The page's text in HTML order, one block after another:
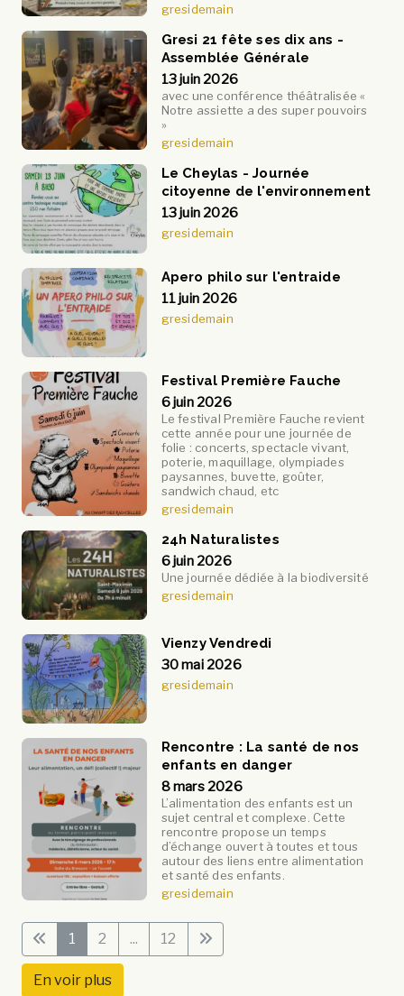
gresidemain
Gresi 21 fête ses dix ans -
Assemblée Générale
13 juin 2026
avec une conférence théâtralisée «
Notre assiette a des super pouvoirs
»
gresidemain
Le Cheylas - Journée
citoyenne de l'environnement
13 juin 2026
gresidemain
Apero philo sur l'entraide
11 juin 2026
gresidemain
Festival Première Fauche
6 juin 2026
Le festival Première Fauche revient
cette année pour une journée de
folie : concerts, spectacle vivant,
poterie, maquillage, olympiades
paysannes, buvette, goûter,
sandwich chaud, etc
gresidemain
24h Naturalistes
6 juin 2026
Une journée dédiée à la biodiversité
gresidemain
Vienzy Vendredi
30 mai 2026
gresidemain
Rencontre : La santé de nos
enfants en danger
8 mars 2026
L’alimentation des enfants est un
sujet central et complexe. Cette
rencontre propose un temps
d’échange ouvert à toutes et tous
autour des liens entre alimentation
et santé des enfants.
gresidemain
1 2 ... 12
En voir plus